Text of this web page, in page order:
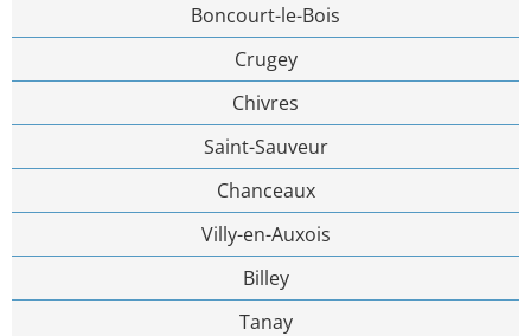
Boncourt-le-Bois
Crugey
Chivres
Saint-Sauveur
Chanceaux
Villy-en-Auxois
Billey
Tanay